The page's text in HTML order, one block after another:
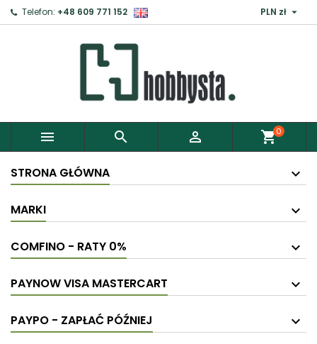
Telefon: +48 609 771 152 PLN zł 
   shopping_cart0
STRONA GŁÓWNA
MARKI
COMFINO - RATY 0%
PAYNOW VISA MASTERCART
PAYPO - ZAPŁAĆ PÓŹNIEJ